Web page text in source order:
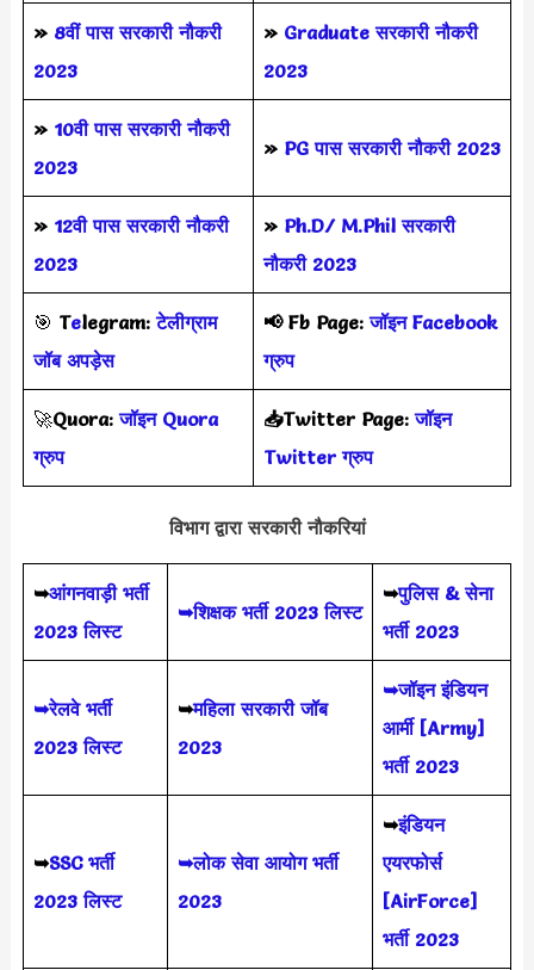
» 8वीं पास सरकारी नौकरी
2023
» Graduate सरकारी नौकरी
2023
» 10वी पास सरकारी नौकरी
2023
» PG पास सरकारी नौकरी 2023
» 12वी पास सरकारी नौकरी
2023
» Ph.D/ M.Phil सरकारी
नौकरी 2023
🎯 Telegram: टेलीग्राम
जॉब अपड़ेस
📢 Fb Page:जॉइन Facebook
ग्रुप
🚀Quora:जॉइन Quora
ग्रुप
📥Twitter Page:जॉइन
Twitter ग्रुप
विभाग द्वारा सरकारी नौकरियां
➥आंगनवाड़ी भर्ती
2023 लिस्ट
➥शिक्षक भर्ती 2023 लिस्ट
➥पुलिस & सेना
भर्ती 2023
➥रेलवे भर्ती
2023 लिस्ट
➥महिला सरकारी जॉब
2023
➥जॉइन इंडियन
आर्मी [Army]
भर्ती 2023
➥SSC भर्ती
2023 लिस्ट
➥लोक सेवा आयोग भर्ती
2023
➥इंडियन
एयरफोर्स
[AirForce]
भर्ती 2023